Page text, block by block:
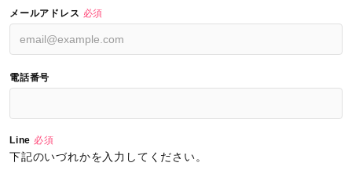
メールアドレス 必須
電話番号
Line 必須
下記のいづれかを入力してください。